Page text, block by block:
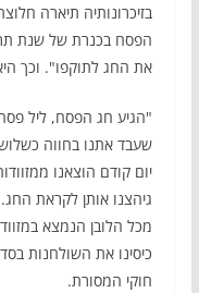
בזיכרונותיה תיארה
את החג לתוקפו". וכך
"הגיע חג הפסח, ליל
שעבד אתנו בחווה
יום קודם הוצאנו
גיהצנו אותן לקראת
מכל הלובן הנמצא
כיסינו את השולחנות
חוקי המסורת.